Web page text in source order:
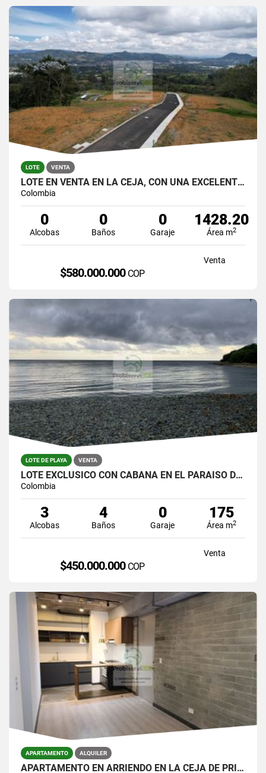
LOTE VENTA
LOTE EN VENTA EN LA CEJA, CON UNA EXCELENTE VISTA.
Colombia
0
Alcobas
0
Baños
0
Garaje
1428.20
Área m2
Venta
$580.000.000 COP
LOTE DE PLAYA VENTA
LOTE EXCLUSICO CON CABAÑA EN EL PARAISO DE CAPURGANÁ
Colombia
3
Alcobas
4
Baños
0
Garaje
175
Área m2
Venta
$450.000.000 COP
APARTAMENTO ALQUILER
APARTAMENTO EN ARRIENDO EN LA CEJA DE PRIMER PISO.